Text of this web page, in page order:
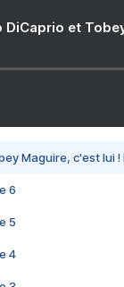
DiCaprio et
Maguire, c'est lui
6
5
4